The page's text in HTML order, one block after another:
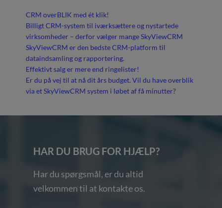
CRM overBLIK med ét klik!
Billigt CRM-system til iværksættere og nystartede
virksomheder – derfor vælger mange SkyViewCRM
SkyViewCRM er den bedste CRM-platform til
dataindsamling og rapportering.
Effektivt salg er mere end ringelister!
Er du på vej til at nå dit års budget. Vil du have overblik
via et SkyViewCRM system i løbet af få minutter?
HAR DU BRUG FOR HJÆLP?
Har du spørgsmål, er du altid
velkommen til at kontakte os.